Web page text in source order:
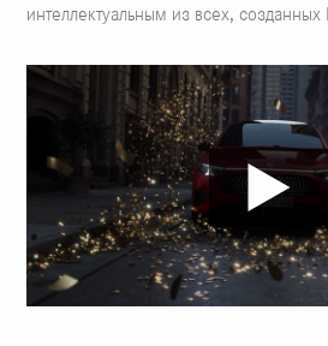
интеллектуальным из всех,